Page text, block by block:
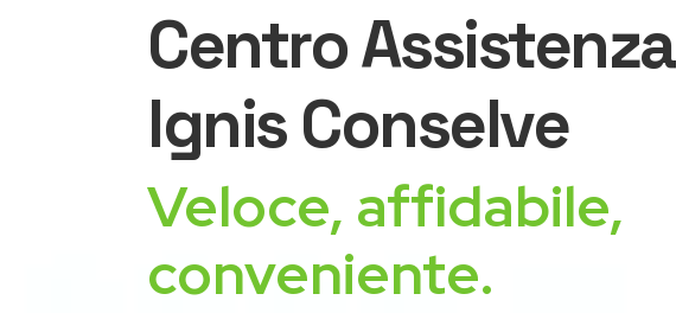
Centro Assistenza
IgnisConselve
Veloce, affidabile,
conveniente.